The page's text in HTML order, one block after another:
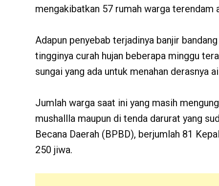
mengakibatkan 57 rumah warga terendam
Adapun penyebab terjadinya banjir
tingginya curah hujan beberapa minggu
sungai yang ada untuk menahan derasnya
Jumlah warga saat ini yang masih
mushallla maupun di tenda darurat yang
Becana Daerah (BPBD), berjumlah 81
250 jiwa.